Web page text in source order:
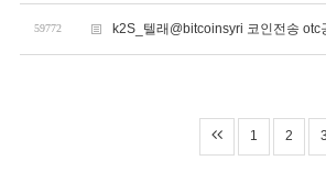
59772 k2S_텔래@bitcoinsyri 코인전송 otc
1 2